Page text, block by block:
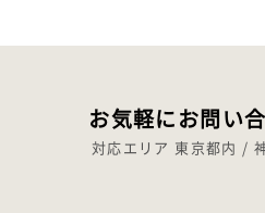
お気軽にお問い
対応エリア 東京都内 /